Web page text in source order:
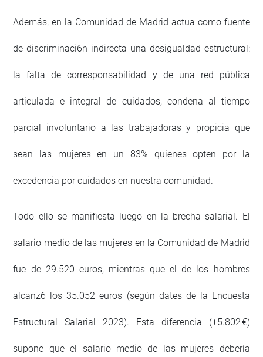
Además, en la Comunidad de Madrid actua como fuente
de discriminaci6n indirecta una desigualdad estructural:
la falta de corresponsabilidad y de una red pública
articulada e integral de cuidados, condena al tiempo
parcial involuntario a las trabajadoras y propicia que
sean las mujeres en un 83% quienes opten por la
excedencia por cuidados en nuestra comunidad.
Todo ello se manifiesta luego en la brecha salarial. El
salario medio de las mujeres en la Comunidad de Madrid
fue de 29.520 euros, mientras que el de los hombres
alcanz6 los 35.052 euros (según dates de la Encuesta
Estructural Salarial 2023). Esta diferencia (+5.802 €)
supone que el salario medio de las mujeres debería